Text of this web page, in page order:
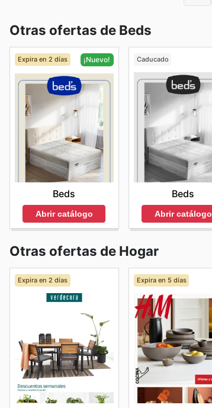
Otras ofertas de Beds
Expira en 2 días ¡Nuevo!
Beds
Abrir catálogo
Caducado
Beds
Abrir catálogo
Otras ofertas de Hogar
Expira en 2 días Expira en 5 días